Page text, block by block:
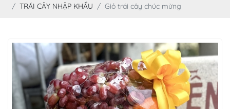
TRÁI CÂY NHẬP KHẨU
Giỏ trái cây chúc mừng